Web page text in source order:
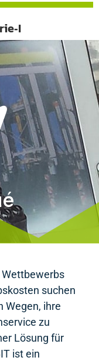
suchen
Wegen, ihre
zu
Lösung für
ist ein